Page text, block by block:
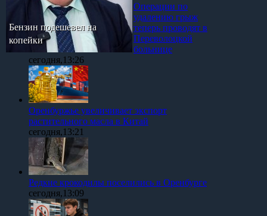
Бензин подешевел на
копейки
Операции по
удалению грыж
теперь проводят в
Переволоцкой
больнице
сегодня,13:26
Оренбуржье увеличивает экспорт
растительного масла в Китай
сегодня,13:21
Редкие крокодилы поселились в Оренбурге
сегодня,13:09